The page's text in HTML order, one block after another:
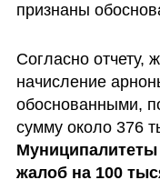
признаны
Согласно отчету,
начисление
обоснованными,
жалоб на 100